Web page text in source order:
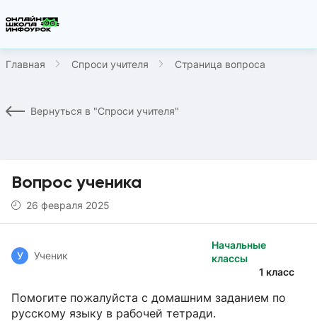
Главная Спроси учителя Страница вопроса
Вернуться в "Спроси учителя"
Вопрос ученика
26 февраля 2025
Начальные
классы
1 класс
У Ученик
Помогите пожалуйста с домашним заданием по
русскому языку в рабочей тетради.